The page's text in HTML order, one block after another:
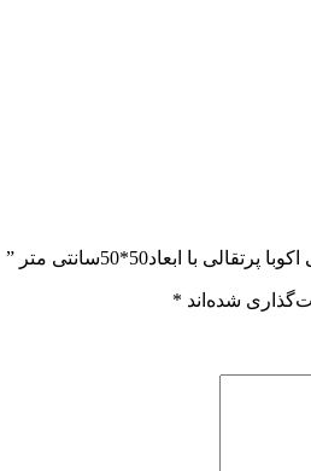
ابعاد50*50سانتی متر ”
شده‌اند *